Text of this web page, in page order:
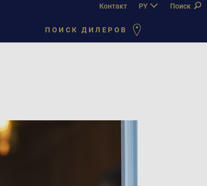
Контакт PY EN FR
Поиск
ПОИСК ДИЛЕРОВ